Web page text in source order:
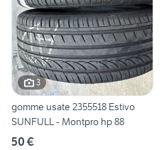
3
gomme usate 2355518 Estivo
SUNFULL - Montpro hp 88
50 €